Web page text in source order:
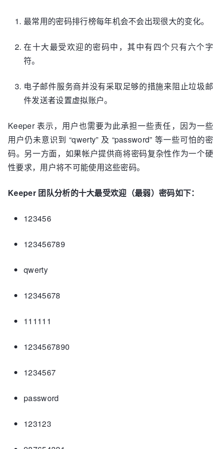
最常用的密码排行榜每年机会不会出现很大的变化。
在十大最受欢迎的密码中，其中有四个只有六个字
符。
电子邮件服务商并没有采取足够的措施来阻止垃圾邮
件发送者设置虚拟账户。
Keeper 表示，用户也需要为此承担一些责任，因为一些
用户仍未意识到 “qwerty” 及 “password” 等一些可怕的密
码。另一方面，如果帐户提供商将密码复杂性作为一个硬
性要求，用户将不可能使用这些密码。
Keeper 团队分析的十大最受欢迎（最弱）密码如下：
123456
123456789
qwerty
12345678
111111
1234567890
1234567
password
123123